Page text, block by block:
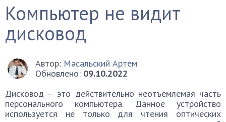
Компьютер не видит
дисковод
Автор: Масальский Артем
Обновлено: 09.10.2022
Дисковод – это действительно неотъемлемая часть
персонального компьютера. Данное устройство
используется не только для чтения оптических